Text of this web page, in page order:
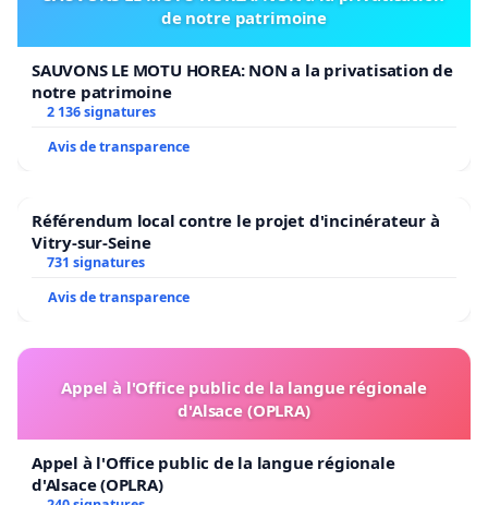
de notre patrimoine
SAUVONS LE MOTU HOREA: NON a la privatisation de
notre patrimoine
2 136 signatures
Avis de transparence
Référendum local contre le projet d'incinérateur à
Vitry-sur-Seine
731 signatures
Avis de transparence
Appel à l'Office public de la langue régionale
d'Alsace (OPLRA)
Appel à l'Office public de la langue régionale
d'Alsace (OPLRA)